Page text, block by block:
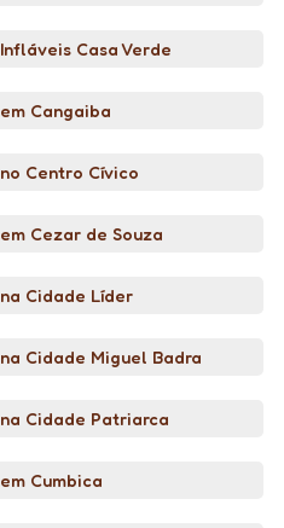
Casa Verde
Cangaiba
Centro Cívico
Cezar de Souza
Cidade Líder
Cidade Miguel Badra
Cidade Patriarca
Cumbica